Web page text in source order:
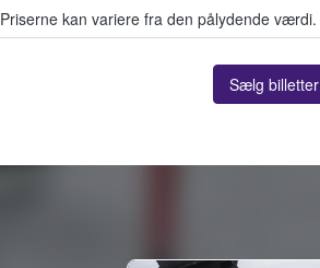
Priserne kan variere fra den pålydende værdi.
Sælg billetter